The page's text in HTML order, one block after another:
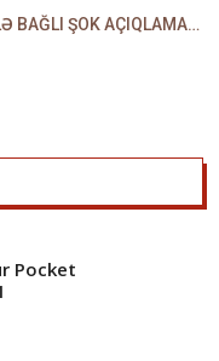
İQBAL AĞAZADƏ SOSİAL PROBLEMLƏRLƏ BAĞLI ŞOK AÇIQLAMALAR VERDİ
Pocket